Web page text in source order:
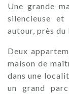
Une grande
silencieuse
autour, près
Deux
maison de
dans une
un grand